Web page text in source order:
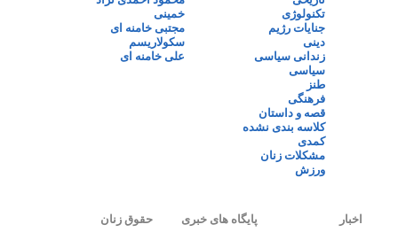
تکنولوژی
جنایات رژیم
دینی
زندانی سیاسی
سیاسی
طنز
فرهنگی
قصه و داستان
کلاسه بندی نشده
کمدی
مشکلات زنان
ورزش
خمینی
مجتبی خامنه ای
سکولاریسم
علی خامنه ای
اخبار پایگاه های خبری حقوق زنان